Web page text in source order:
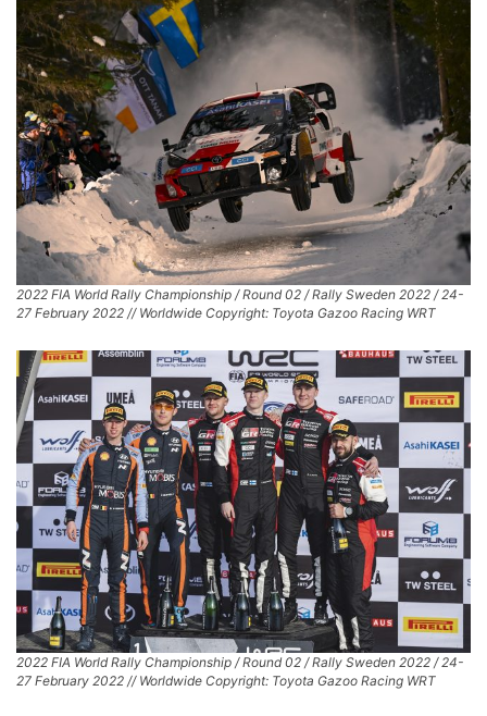
2022 FIA World Rally Championship / Round 02 / Rally Sweden 2022 / 24-
27 February 2022 // Worldwide Copyright: Toyota Gazoo Racing WRT
2022 FIA World Rally Championship / Round 02 / Rally Sweden 2022 / 24-
27 February 2022 // Worldwide Copyright: Toyota Gazoo Racing WRT